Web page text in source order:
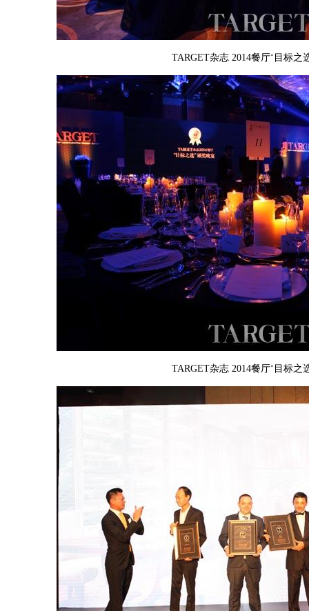
TARGET杂志 2014餐厅‘目标之
TARGET杂志 2014餐厅‘目标之